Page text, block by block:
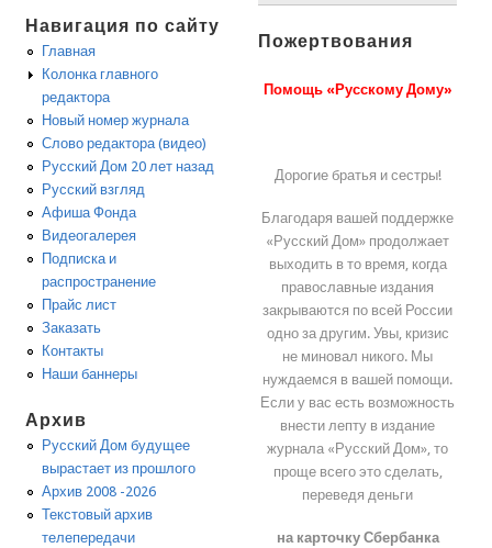
Навигация по сайту
Главная
Колонка главного
редактора
Новый номер журнала
Слово редактора (видео)
Русский Дом 20 лет назад
Русский взгляд
Афиша Фонда
Видеогалерея
Подписка и
распространение
Прайс лист
Заказать
Контакты
Наши баннеры
Архив
Русский Дом будущее
вырастает из прошлого
Архив 2008 -2026
Текстовый архив
телепередачи
Пожертвования
Помощь «Русскому Дому»
Дорогие братья и сестры!
Благодаря вашей поддержке
«Русский Дом» продолжает
выходить в то время, когда
православные издания
закрываются по всей России
одно за другим. Увы, кризис
не миновал никого. Мы
нуждаемся в вашей помощи.
Если у вас есть возможность
внести лепту в издание
журнала «Русский Дом», то
проще всего это сделать,
переведя деньги
на карточку Сбербанка